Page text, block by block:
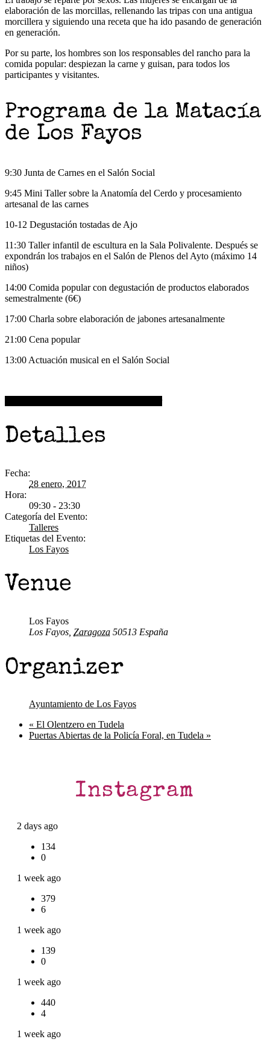
elaboración de las morcillas, rellenando las tripas con una antigua
morcillera y siguiendo una receta que ha ido pasando de generación
en generación.
Por su parte, los hombres son los responsables del rancho para la
comida popular: despiezan la carne y guisan, para todos los
participantes y visitantes.
Programa de la Matacía
de Los Fayos
9:30 Junta de Carnes en el Salón Social
9:45 Mini Taller sobre la Anatomía del Cerdo y procesamiento
artesanal de las carnes
10-12 Degustación tostadas de Ajo
11:30 Taller infantil de escultura en la Sala Polivalente. Después se
expondrán los trabajos en el Salón de Plenos del Ayto (máximo 14
niños)
14:00 Comida popular con degustación de productos elaborados
semestralmente (6€)
17:00 Charla sobre elaboración de jabones artesanalmente
21:00 Cena popular
13:00 Actuación musical en el Salón Social
Detalles
Fecha:
28 enero, 2017
Hora:
09:30 - 23:30
Categoría del Evento:
Talleres
Etiquetas del Evento:
Los Fayos
Venue
Los Fayos
Los Fayos Zaragoza 50513 España
Organizer
Ayuntamiento de Los Fayos
« El Olentzero en Tudela
Puertas Abiertas de la Policía Foral, en Tudela »
Instagram
2 days ago
134
0
1 week ago
379
6
1 week ago
139
0
1 week ago
440
4
1 week ago